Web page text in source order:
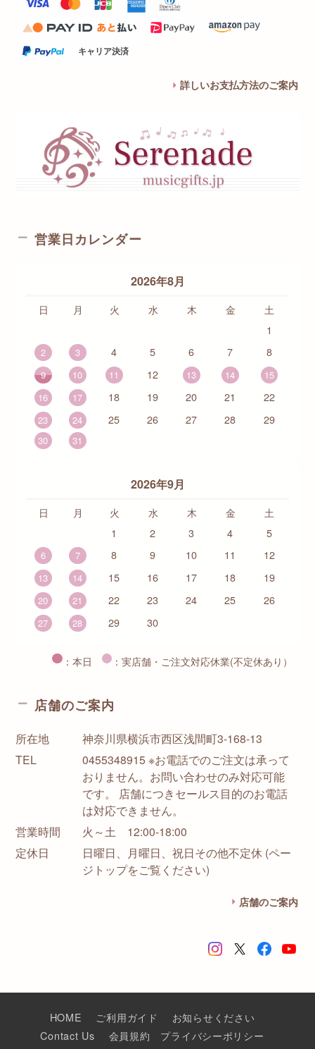
キャリア決済
詳しいお支払方法のご案内
営業日カレンダー
2026年8月
日 月 火 水 木 金
土
1
2 3 4 5 6 7 8
9 10 11 12 13 14
15
16
17 18 19 20 21 22
23 24 25 26 27 28 29
30 31
2026年9月
日 月 火 水 木 金
土
1
2 3 4 5
6 7 8 9 10 11 12
13 14 15 16 17 18 19
20 21 22 23 24 25 26
27 28 29 30
：本日 ：実店舗・ご注文対応休業(不定休あり）
店舗のご案内
所在地
神奈川県横浜市西区浅間町3-168-13
TEL
0455348915 ※お電話でのご注文は承って
おりません。お問い合わせのみ対応可能
です。 店舗につきセールス目的のお電話
は対応できません。
営業時間
火～土 12:00-18:00
定休日
日曜日、月曜日、祝日その他不定休 (ペー
ジトップをご覧ください)
店舗のご案内
HOME ご利用ガイド
お知らせください
Contact Us
会員規約
プライバシーポリシー